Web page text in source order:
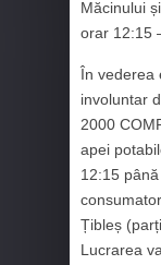
Măcinului
orar 12:15
În vederea
involuntar
2000
apei
12:15
Țibleș
Lucrarea